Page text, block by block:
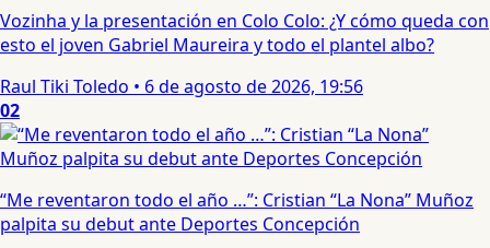
Vozinha y la presentación en Colo Colo: ¿Y cómo queda con
esto el joven Gabriel Maureira y todo el plantel albo?
Raul Tiki Toledo • 6 de agosto de 2026, 19:56
02
“Me reventaron todo el año …”: Cristian “La Nona” Muñoz
palpita su debut ante Deportes Concepción